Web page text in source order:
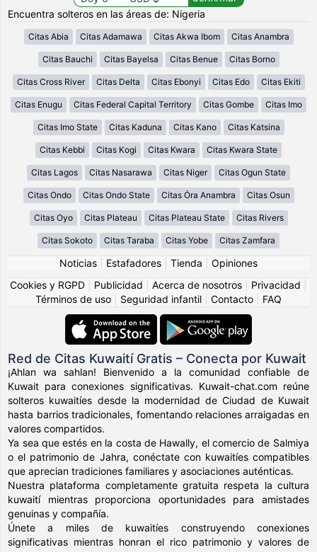
Encuentra solteros en las áreas de: Nigeria
Citas Abia Citas Adamawa Citas Akwa Ibom Citas Anambra
Citas Bauchi Citas Bayelsa Citas Benue Citas Borno
Citas Cross River Citas Delta Citas Ebonyi Citas Edo Citas Ekiti
Citas Enugu Citas Federal Capital Territory Citas Gombe Citas Imo
Citas Imo State Citas Kaduna Citas Kano Citas Katsina
Citas Kebbi Citas Kogi Citas Kwara Citas Kwara State
Citas Lagos Citas Nasarawa Citas Niger Citas Ogun State
Citas Ondo Citas Ondo State Citas Ȯra Anambra Citas Osun
Citas Oyo Citas Plateau Citas Plateau State Citas Rivers
Citas Sokoto Citas Taraba Citas Yobe Citas Zamfara
Noticias Estafadores Tienda
Opiniones
Cookies y RGPD
Publicidad Acerca de nosotros Privacidad
Términos de uso
Seguridad infantil Contacto FAQ
Red de Citas Kuwaití Gratis – Conecta por Kuwait
¡Ahlan wa sahlan! Bienvenido a la comunidad confiable de
Kuwait para conexiones significativas. Kuwait-chat.com reúne
solteros kuwaitíes desde la modernidad de Ciudad de Kuwait
hasta barrios tradicionales, fomentando relaciones arraigadas en
valores compartidos.
Ya sea que estés en la costa de Hawally, el comercio de Salmiya
o el patrimonio de Jahra, conéctate con kuwaitíes compatibles
que aprecian tradiciones familiares y asociaciones auténticas.
Nuestra plataforma completamente gratuita respeta la cultura
kuwaití mientras proporciona oportunidades para amistades
genuinas y compañía.
Únete a miles de kuwaitíes construyendo conexiones
significativas mientras honran el rico patrimonio y valores de